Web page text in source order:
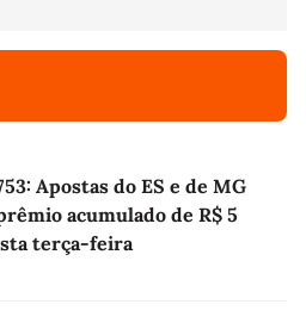
Apostas do ES e de MG
acumulado de R$ 5
terça-feira